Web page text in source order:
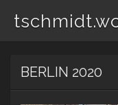
content
BERLIN 2020